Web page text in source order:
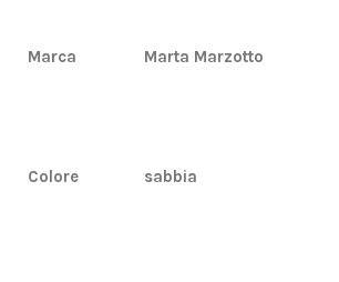
Marca Marta Marzotto
Colore sabbia